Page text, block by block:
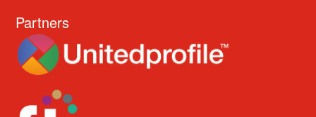
Partners